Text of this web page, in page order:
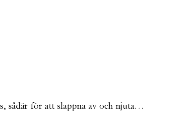
sådär för att slappna av och njuta…